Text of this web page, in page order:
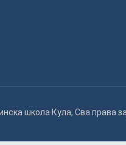
школа Кула, Сва права